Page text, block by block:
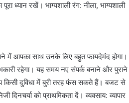
ध्यान रखें। भाग्यशाली रंग: नीला, भाग्यशाली
आपका साथ उनके लिए बहुत फायदेमंद होगा।
रहेगा। यह समय नए संपर्क बनाने और पुराने
किसी दुविधा में बुरी तरह फंस सकते हैं। बजट से
को प्राथमिकता दें। व्यवसाय: व्यापार